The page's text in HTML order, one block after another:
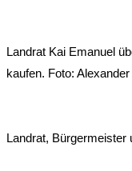
Landrat Kai Emanuel
kaufen. Foto:
Landrat, Bürgermeister